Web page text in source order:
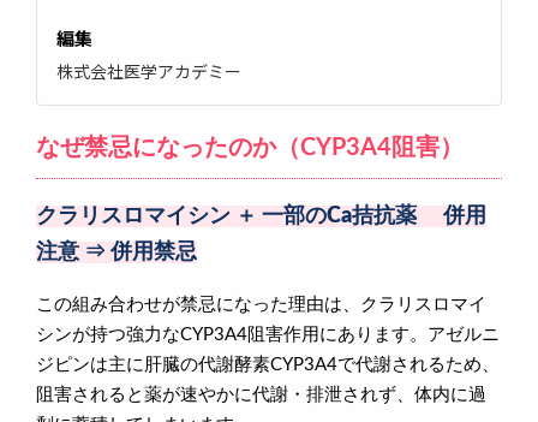
編集
株式会社医学アカデミー
なぜ禁忌になったのか（CYP3A4阻害）
クラリスロマイシン ＋ 一部のCa拮抗薬 併用
注意 ⇒ 併用禁忌
この組み合わせが禁忌になった理由は、クラリスロマイ
シンが持つ強力なCYP3A4阻害作用にあります。アゼルニ
ジピンは主に肝臓の代謝酵素CYP3A4で代謝されるため、
阻害されると薬が速やかに代謝・排泄されず、体内に過